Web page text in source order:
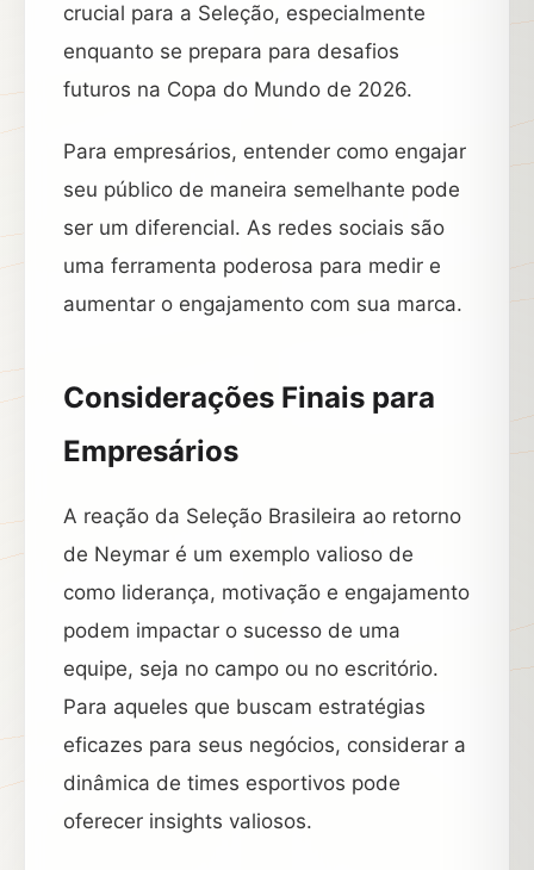
crucial para a Seleção, especialmente
enquanto se prepara para desafios
futuros na Copa do Mundo de 2026.
Para empresários, entender como engajar
seu público de maneira semelhante pode
ser um diferencial. As redes sociais são
uma ferramenta poderosa para medir e
aumentar o engajamento com sua marca.
Considerações Finais para
Empresários
A reação da Seleção Brasileira ao retorno
de Neymar é um exemplo valioso de
como liderança, motivação e engajamento
podem impactar o sucesso de uma
equipe, seja no campo ou no escritório.
Para aqueles que buscam estratégias
eficazes para seus negócios, considerar a
dinâmica de times esportivos pode
oferecer insights valiosos.